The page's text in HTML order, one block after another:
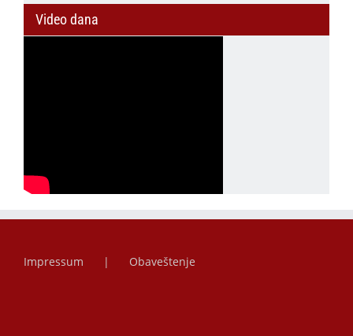
Video dana
Impressum Obaveštenje